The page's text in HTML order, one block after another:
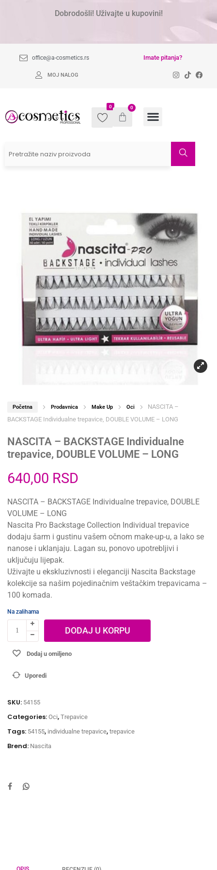
Dobrodošli! Uživajte u kupovini!
office@a-cosmetics.rs Imate pitanja?
MOJ NALOG
0 0
Početna Prodavnica Make Up Oci
NASCITA –
BACKSTAGE Individualne trepavice, DOUBLE VOLUME – LONG
NASCITA – BACKSTAGE Individualne
trepavice, DOUBLE VOLUME – LONG
640,00 RSD
NASCITA – BACKSTAGE Individualne trepavice, DOUBLE
VOLUME – LONG
Nascita Pro Backstage Collection Individual trepavice
dodaju šarm i gustinu vašem očnom make-up-u, a lako se
nanose i uklanjaju. Lagan su, ponovo upotrebljivi i
uključuju lijepak.
Uživajte u ekskluzivnosti i eleganciji Nascita Backstage
kolekcije sa našim pojedinačnim veštačkim trepavicama –
100 komada.
Na zalihama
DODAJ U KORPU
Dodaj u omiljeno
Uporedi
SKU: 54155
Categories: Oci, Trepavice
Tags: 54155, individualne trepavice, trepavice
Brend: Nascita